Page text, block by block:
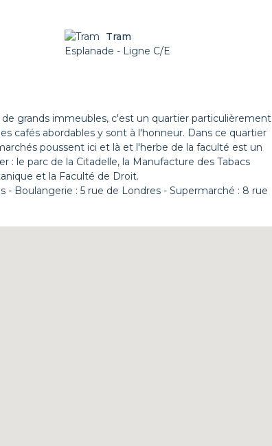
Possibilité Parking
Tram
Esplanade - Ligne C/E
grands immeubles, c'est un quartier particulièrement
cafés abordables y sont à l'honneur. Dans ce quartier
poussent ici et là et l'herbe de la faculté est un
: le parc de la Citadelle, la Manufacture des Tabacs
et la Faculté de Droit.
- Boulangerie : 5 rue de Londres - Supermarché : 8 rue